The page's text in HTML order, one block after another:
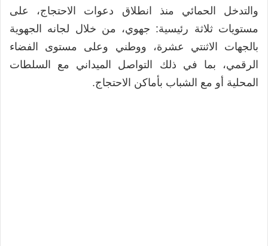
والتدخل الحمائي منذ انطلاق دعوات الاحتجاج، على
مستويات ثلاثة رئيسية: جهوي، من خلال لجانه الجهوية
بالجهات الاثنتي عشرة، ووطني وعلى مستوى الفضاء
الرقمي، بما في ذلك التواصل الميداني مع السلطات
المحلية أو مع الشباب بأماكن الاحتجاج.